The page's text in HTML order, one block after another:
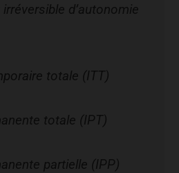
d’autonomie
totale (ITT)
totale (IPT)
partielle (IPP)